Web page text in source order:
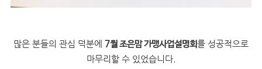
많은 분들의 관심 덕분에 7월 조은맘 가맹사업설명회를 성공적으로
마무리할 수 있었습니다.